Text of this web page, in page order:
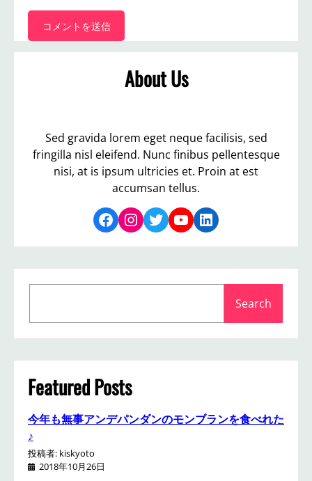
About Us
Sed gravida lorem eget neque facilisis, sed
fringilla nisl eleifend. Nunc finibus pellentesque
nisi, at is ipsum ultricies et. Proin at est
accumsan tellus.
Facebook Instagram Twitter YouTube LinkedIn
a
r
c
h
Search
Featured Posts
今年も無事アンデパンダンのモンブランを食べれた
♪
投稿者: kiskyoto
2018年10月26日